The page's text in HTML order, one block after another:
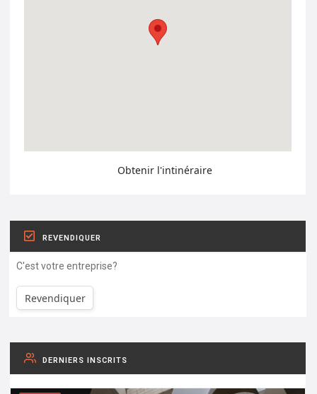
Obtenir l'intinéraire
REVENDIQUER
C'est votre entreprise?
Revendiquer
DERNIERS INSCRITS